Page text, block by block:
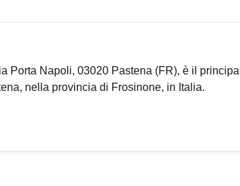
Porta Napoli, 03020 Pastena (FR), è il
nella provincia di Frosinone, in Italia.